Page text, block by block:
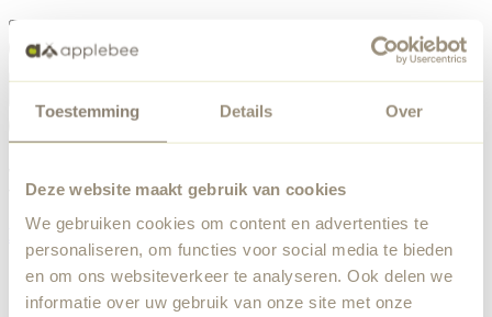
Toestemming Details Over
Deze website maakt gebruik van cookies
We gebruiken cookies om content en advertenties te
personaliseren, om functies voor social media te bieden
en om ons websiteverkeer te analyseren. Ook delen we
informatie over uw gebruik van onze site met onze
Etwas ist schiefgelaufen
Team wurde benachrichtigt.
Zurück zur Startseite